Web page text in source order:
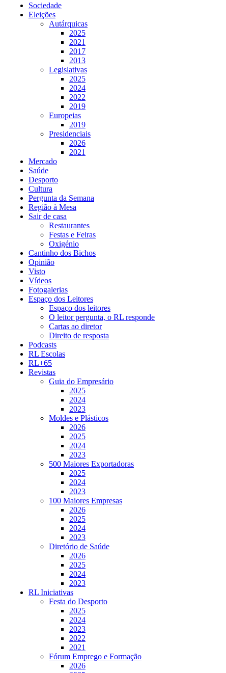
Sociedade
Eleições
Autárquicas
2025
2021
2017
2013
Legislativas
2025
2024
2022
2019
Europeias
2019
Presidenciais
2026
2021
Mercado
Saúde
Desporto
Cultura
Pergunta da Semana
Região à Mesa
Sair de casa
Restaurantes
Festas e Feiras
Oxigénio
Cantinho dos Bichos
Opinião
Visto
Vídeos
Fotogalerias
Espaço dos Leitores
Espaço dos leitores
O leitor pergunta, o RL responde
Cartas ao diretor
Direito de resposta
Podcasts
RL Escolas
RL+65
Revistas
Guia do Empresário
2025
2024
2023
Moldes e Plásticos
2026
2025
2024
2023
500 Maiores Exportadoras
2025
2024
2023
100 Maiores Empresas
2026
2025
2024
2023
Diretório de Saúde
2026
2025
2024
2023
RL Iniciativas
Festa do Desporto
2025
2024
2023
2022
2021
Fórum Emprego e Formação
2026